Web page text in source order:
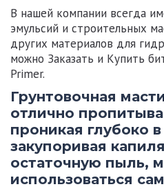
В нашей компании всегда
эмульсий и строительных
других материалов для
можно Заказать и Купить
Primer.
Грунтовочная
отлично
проникая глубоко
закупоривая
остаточную пыль,
использоваться